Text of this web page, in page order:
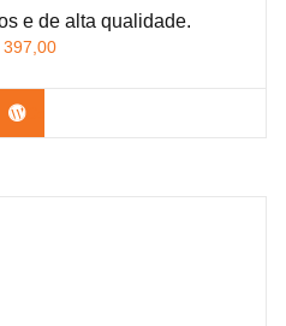
e de alta qualidade.
397,00
Confira os modelos